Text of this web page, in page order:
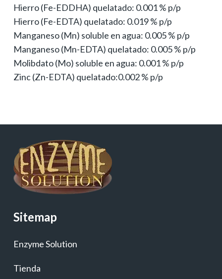
Hierro (Fe-EDDHA) quelatado: 0.001 % p/p
Hierro (Fe-EDTA) quelatado: 0.019 % p/p
Manganeso (Mn) soluble en agua: 0.005 % p/p
Manganeso (Mn-EDTA) quelatado: 0.005 % p/p
Molibdato (Mo) soluble en agua: 0.001 % p/p
Zinc (Zn-EDTA) quelatado:0.002 % p/p
Sitemap
Enzyme Solution
Tienda